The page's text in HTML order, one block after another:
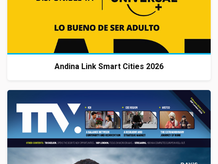
Andina Link Smart Cities 2026